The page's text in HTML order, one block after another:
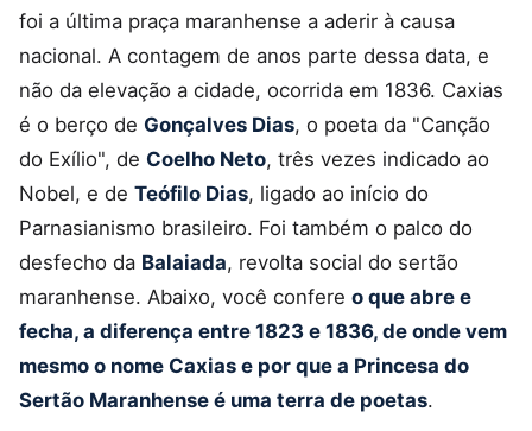
foi a última praça maranhense a aderir à causa
nacional. A contagem de anos parte dessa data, e
não da elevação a cidade, ocorrida em 1836. Caxias
é o berço de Gonçalves Dias, o poeta da "Canção
do Exílio", de Coelho Neto, três vezes indicado ao
Nobel, e de Teófilo Dias, ligado ao início do
Parnasianismo brasileiro. Foi também o palco do
desfecho da Balaiada, revolta social do sertão
maranhense. Abaixo, você confere o que abre e
fecha, a diferença entre 1823 e 1836, de onde vem
mesmo o nome Caxias e por que a Princesa do
Sertão Maranhense é uma terra de poetas.